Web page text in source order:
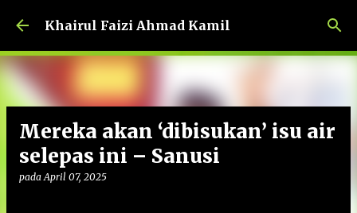
Langkau ke kandungan utama
Khairul Faizi Ahmad Kamil
Mereka akan ‘dibisukan’ isu air
selepas ini – Sanusi
padaApril 07, 2025